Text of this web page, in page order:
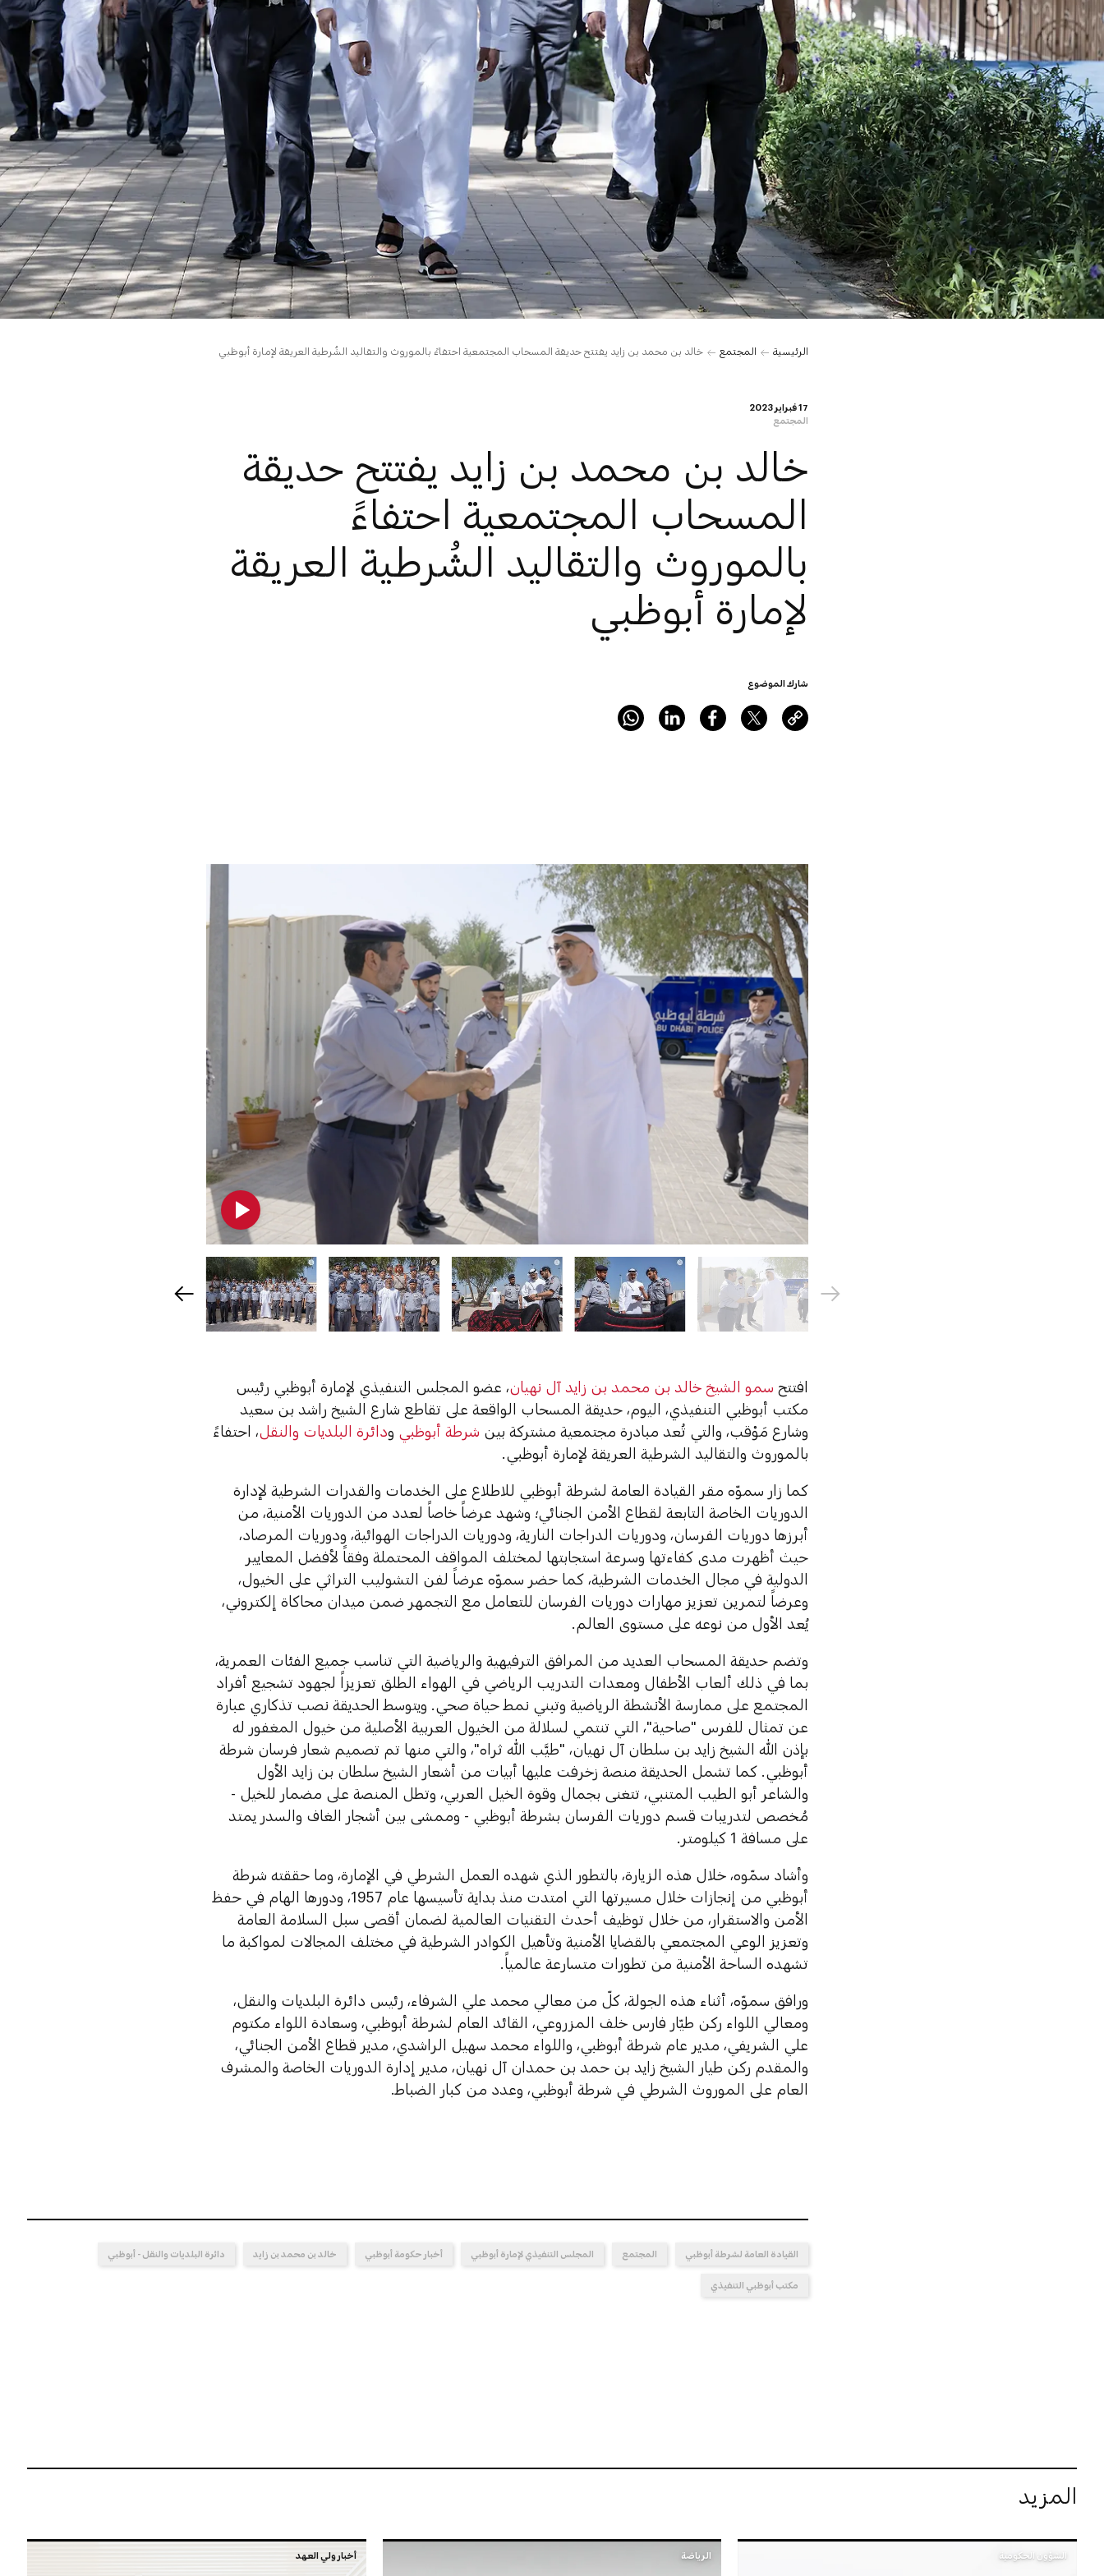
الرئيسية المجتمع خالد بن محمد بن زايد يفتتح حديقة المسحاب المجتمعية احتفاءً بالموروث والتقاليد الشُرطية العريقة لإمارة أبوظبي
17 فبراير 2023
المجتمع
خالد بن محمد بن زايد يفتتح حديقة
المسحاب المجتمعية احتفاءً
بالموروث والتقاليد الشُرطية العريقة
لإمارة أبوظبي
شارك الموضوع
افتتح سمو الشيخ خالد بن محمد بن زايد آل نهيان، عضو المجلس التنفيذي لإمارة أبوظبي رئيس
مكتب أبوظبي التنفيذي، اليوم، حديقة المسحاب الواقعة على تقاطع شارع الشيخ راشد بن سعيد
وشارع مَوْقب، والتي تُعد مبادرة مجتمعية مشتركة بين شرطة أبوظبي ودائرة البلديات والنقل، احتفاءً
بالموروث والتقاليد الشرطية العريقة لإمارة أبوظبي.
كما زار سموّه مقر القيادة العامة لشرطة أبوظبي للاطلاع على الخدمات والقدرات الشرطية لإدارة
الدوريات الخاصة التابعة لقطاع الأمن الجنائي؛ وشهد عرضاً خاصاً لعدد من الدوريات الأمنية، من
أبرزها دوريات الفرسان، ودوريات الدراجات النارية، ودوريات الدراجات الهوائية، ودوريات المرصاد،
حيث أظهرت مدى كفاءتها وسرعة استجابتها لمختلف المواقف المحتملة وفقاً لأفضل المعايير
الدولية في مجال الخدمات الشرطية، كما حضر سموّه عرضاً لفن التشوليب التراثي على الخيول،
وعرضاً لتمرين تعزيز مهارات دوريات الفرسان للتعامل مع التجمهر ضمن ميدان محاكاة إلكتروني،
يُعد الأول من نوعه على مستوى العالم.
وتضم حديقة المسحاب العديد من المرافق الترفيهية والرياضية التي تناسب جميع الفئات العمرية،
بما في ذلك ألعاب الأطفال ومعدات التدريب الرياضي في الهواء الطلق تعزيزاً لجهود تشجيع أفراد
المجتمع على ممارسة الأنشطة الرياضية وتبني نمط حياة صحي. ويتوسط الحديقة نصب تذكاري عبارة
عن تمثال للفرس "صاحية"، التي تنتمي لسلالة من الخيول العربية الأصلية من خيول المغفور له
بإذن الله الشيخ زايد بن سلطان آل نهيان، "طيَّب الله ثراه"، والتي منها تم تصميم شعار فرسان شرطة
أبوظبي. كما تشمل الحديقة منصة زخرفت عليها أبيات من أشعار الشيخ سلطان بن زايد الأول
والشاعر أبو الطيب المتنبي، تتغنى بجمال وقوة الخيل العربي، وتطل المنصة على مضمار للخيل -
مُخصص لتدريبات قسم دوريات الفرسان بشرطة أبوظبي - وممشى بين أشجار الغاف والسدر يمتد
على مسافة 1 كيلومتر.
وأشاد سمّوه، خلال هذه الزيارة، بالتطور الذي شهده العمل الشرطي في الإمارة، وما حققته شرطة
أبوظبي من إنجازات خلال مسيرتها التي امتدت منذ بداية تأسيسها عام 1957، ودورها الهام في حفظ
الأمن والاستقرار، من خلال توظيف أحدث التقنيات العالمية لضمان أقصى سبل السلامة العامة
وتعزيز الوعي المجتمعي بالقضايا الأمنية وتأهيل الكوادر الشرطية في مختلف المجالات لمواكبة ما
تشهده الساحة الأمنية من تطورات متسارعة عالمياً.
ورافق سموّه، أثناء هذه الجولة، كلّ من معالي محمد علي الشرفاء، رئيس دائرة البلديات والنقل،
ومعالي اللواء ركن طيّار فارس خلف المزروعي، القائد العام لشرطة أبوظبي، وسعادة اللواء مكتوم
علي الشريفي، مدير عام شرطة أبوظبي، واللواء محمد سهيل الراشدي، مدير قطاع الأمن الجنائي،
والمقدم ركن طيار الشيخ زايد بن حمد بن حمدان آل نهيان، مدير إدارة الدوريات الخاصة والمشرف
العام على الموروث الشرطي في شرطة أبوظبي، وعدد من كبار الضباط.
القيادة العامة لشرطة أبوظبي المجتمع المجلس التنفيذي لإمارة أبوظبي أخبار حكومة أبوظبي خالد بن محمد بن زايد دائرة البلديات والنقل - أبوظبي
مكتب أبوظبي التنفيذي
المزيد
الشؤون الحكومية الرياضة أخبار ولي العهد